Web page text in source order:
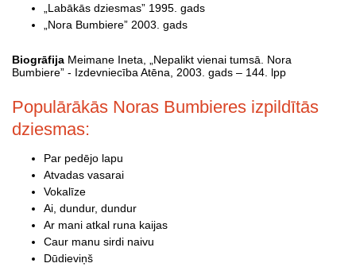
„Labākās dziesmas” 1995. gads
„Nora Bumbiere” 2003. gads
Biogrāfija Meimane Ineta, „Nepalikt vienai tumsā. Nora
Bumbiere” - Izdevniecība Atēna, 2003. gads – 144. lpp
Populārākās Noras Bumbieres izpildītās
dziesmas:
Par pedējo lapu
Atvadas vasarai
Vokalīze
Ai, dundur, dundur
Ar mani atkal runa kaijas
Caur manu sirdi naivu
Dūdieviņš